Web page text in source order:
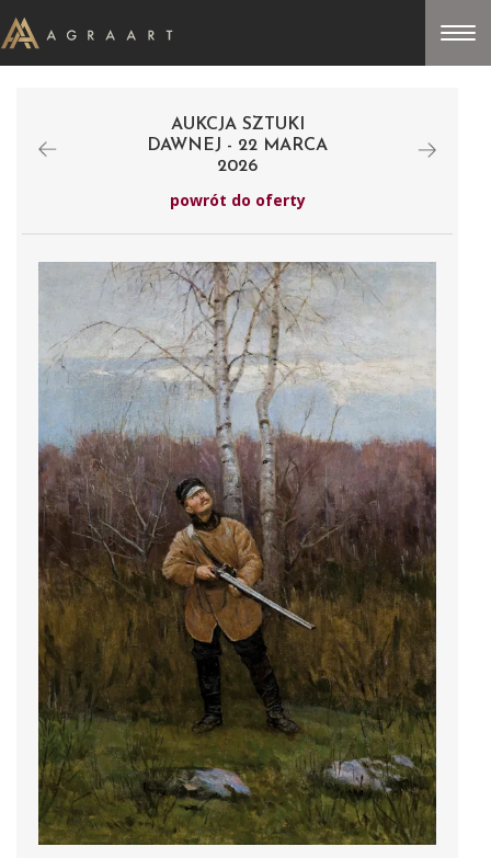
AUKCJA SZTUKI
DAWNEJ - 22 MARCA
2026
powrót do oferty